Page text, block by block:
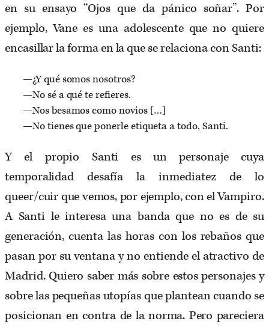
en su ensayo “Ojos que da pánico soñar”. Por
ejemplo, Vane es una adolescente que no quiere
encasillar la forma en la que se relaciona con Santi:
—¿Y qué somos nosotros?
—No sé a qué te refieres.
—Nos besamos como novios […]
—No tienes que ponerle etiqueta a todo, Santi.
Y el propio Santi es un personaje cuya
temporalidad desafía la inmediatez de lo
queer/cuir que vemos, por ejemplo, con el Vampiro.
A Santi le interesa una banda que no es de su
generación, cuenta las horas con los rebaños que
pasan por su ventana y no entiende el atractivo de
Madrid. Quiero saber más sobre estos personajes y
sobre las pequeñas utopías que plantean cuando se
posicionan en contra de la norma. Pero pareciera